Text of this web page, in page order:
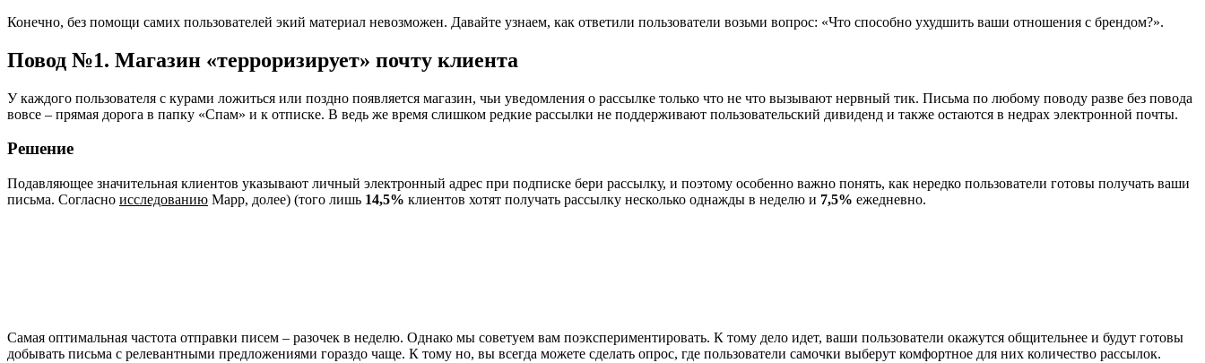
Конечно, без помощи самих пользователей экий материал невозможен. Давайте узнаем, как ответили пользователи возьми вопрос: «Что способно ухудшить ваши отношения с брендом?».
Повод №1. Магазин «терроризирует» почту клиента
У каждого пользователя с курами ложиться или поздно появляется магазин, чьи уведомления о рассылке только что не что вызывают нервный тик. Письма по любому поводу разве без повода
вовсе – прямая дорога в папку «Спам» и к отписке. В ведь же время слишком редкие рассылки не поддерживают пользовательский дивиденд и также остаются в недрах электронной почты.
Решение
Подавляющее значительная клиентов указывают личный электронный адрес при подписке бери рассылку, и поэтому особенно важно понять, как нередко пользователи готовы получать ваши
письма. Согласно исследованию Mapp, долее) (того лишь 14,5% клиентов хотят получать рассылку несколько однажды в неделю и 7,5% ежедневно.
Самая оптимальная частота отправки писем – разочек в неделю. Однако мы советуем вам поэкспериментировать. К тому дело идет, ваши пользователи окажутся общительнее и будут готовы
добывать письма с релевантными предложениями гораздо чаще. К тому но, вы всегда можете сделать опрос, где пользователи самочки выберут комфортное для них количество рассылок.